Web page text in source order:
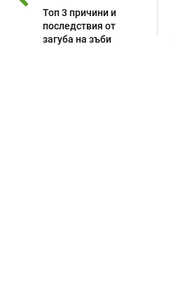
Топ 3 причини и
последствия от
загуба на зъби